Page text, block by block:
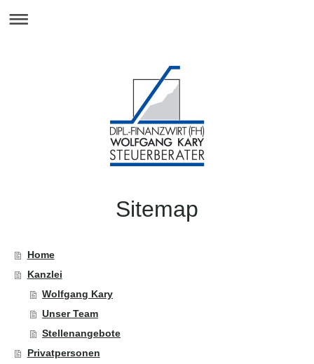
Sitemap
Home
Kanzlei
Wolfgang Kary
Unser Team
Stellenangebote
Privatpersonen